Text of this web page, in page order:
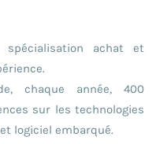
achat et
chaque année, 400
sur les technologies
logiciel embarqué.